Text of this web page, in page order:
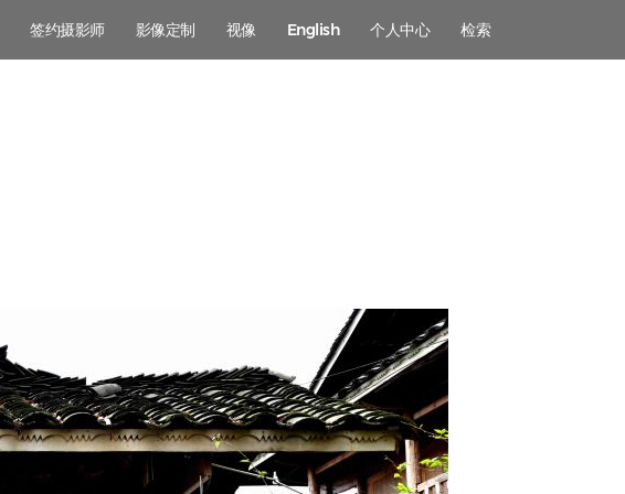
签约摄影师 影像定制 视像 English 个人中心 检索